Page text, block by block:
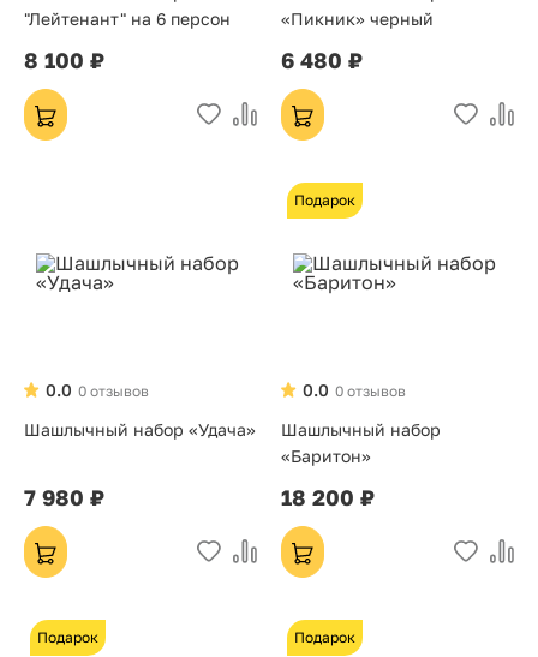
"Лейтенант" на 6 персон
8 100 ₽
«Пикник» черный
6 480 ₽
0 отзывов
0.0
Шашлычный набор «Удача»
7 980 ₽
Подарок
0 отзывов
0.0
Шашлычный набор
«Баритон»
18 200 ₽
Подарок Подарок